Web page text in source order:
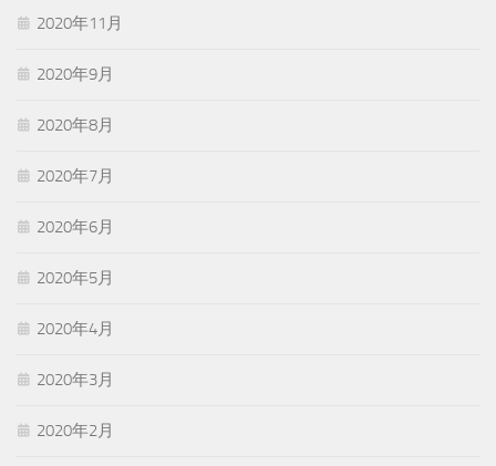
2020年11月
2020年9月
2020年8月
2020年7月
2020年6月
2020年5月
2020年4月
2020年3月
2020年2月